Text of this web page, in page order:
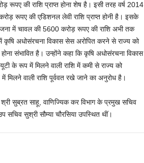
रूपए की राशि प्राप्त होना शेष है। इसी तरह वर्ष 2014
रूपए की एडिशनल लेवी राशि प्राप्त होनी है। इसके
में चावल की 5600 करोड़ रूपए की राशि अभी तक
अधोसंरचना विकास सेस अरोपित करने से राज्य को
संभावित है। उन्होंने कहा कि कृषि अधोसंरचना विकास
के रूप में मिलने वाली राशि में कमी से राज्य को
मिलने वाली राशि पूर्ववत रखे जाने का अनुरोध है।
सुब्रत साहू, वाणिज्यिक कर विभाग के प्रमुख सचिव
सचिव सुश्री सौम्या चौरसिया उपस्थित थीं।